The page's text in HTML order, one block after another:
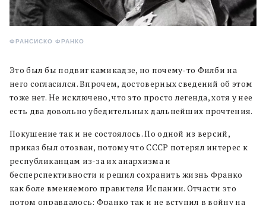
ФРАНСИСКО ФРАНКО
Это был бы подвиг камикадзе, но почему-то Филби на
него согласился. Впрочем, достоверных сведений об этом
тоже нет. Не исключено, что это просто легенда, хотя у нее
есть два довольно убедительных дальнейших прочтения.
Покушение так и не состоялось. По одной из версий,
приказ был отозван, потому что СССР потерял интерес к
республиканцам из-за их анархизма и
бесперспективности и решил сохранить жизнь Франко
как боле вменяемого правителя Испании. Отчасти это
потом оправдалось: Франко так и не вступил в войну на